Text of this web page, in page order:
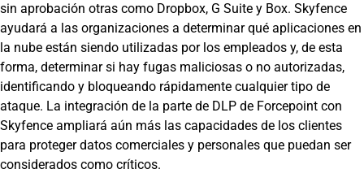
sin aprobación otras como Dropbox, G Suite y Box. Skyfence
ayudará a las organizaciones a determinar qué aplicaciones en
la nube están siendo utilizadas por los empleados y, de esta
forma, determinar si hay fugas maliciosas o no autorizadas,
identificando y bloqueando rápidamente cualquier tipo de
ataque. La integración de la parte de DLP de Forcepoint con
Skyfence ampliará aún más las capacidades de los clientes
para proteger datos comerciales y personales que puedan ser
considerados como críticos.